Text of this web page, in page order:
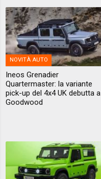
NOVITÀ AUTO
Ineos Grenadier
Quartermaster: la variante
pick-up del 4x4 UK debutta a
Goodwood